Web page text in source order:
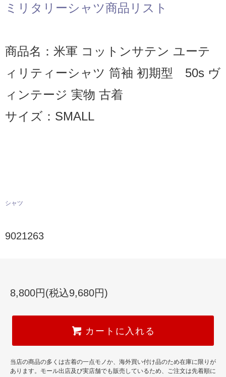
ミリタリーシャツ商品リスト
商品名：米軍 コットンサテン ユーテ
ィリティーシャツ 筒袖 初期型 50s ヴ
ィンテージ 実物 古着
サイズ：SMALL
シャツ
9021263
8,800円(税込9,680円)
カートに入れる
当店の商品の多くは古着の一点モノか、海外買い付け品のため在庫に限りが
あります。モール出店及び実店舗でも販売しているため、ご注文は先着順に